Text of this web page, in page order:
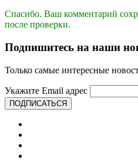
Спасибо. Ваш комментарий
после проверки.
Подпишитесь на наши
Только самые интересные
Укажите Email адрес
ПОДПИСАТЬСЯ